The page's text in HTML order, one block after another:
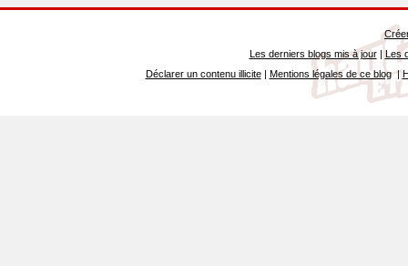
Les derniers blogs mis à jour| Les
Déclarer un contenu illicite| Mentions légales de ce blog|